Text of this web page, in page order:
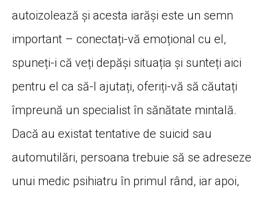
autoizolează și acesta iarăși este un semn
important – conectați-vă emoțional cu el,
spuneți-i că veți depăși situația și sunteți aici
pentru el ca să-l ajutați, oferiți-vă să căutați
împreună un specialist în sănătate mintală.
Dacă au existat tentative de suicid sau
automutilări, persoana trebuie să se adreseze
unui medic psihiatru în primul rând, iar apoi,